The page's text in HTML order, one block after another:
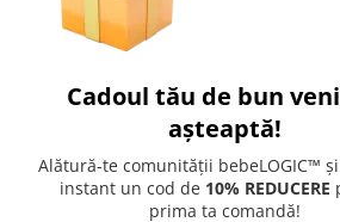
Cadoul tău de bun
așteaptă!
Alătură-te comunității bebeLOGIC™
instant un cod de 10% REDUCERE
prima ta comandă!